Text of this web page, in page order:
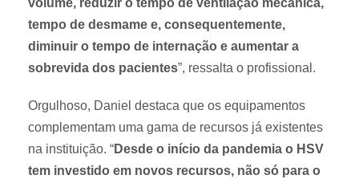
c
i
e
t
e
n
a
d
s
volume, reduzir o tempo de ventilação mecânica,
tempo de desmame e, consequentemente,
diminuir o tempo de internação e aumentar a
sobrevida dos pacientes”, ressalta o profissional.
Orgulhoso, Daniel destaca que os equipamentos
complementam uma gama de recursos já existentes
na instituição. “Desde o início da pandemia o HSV
tem investido em novos recursos, não só para o